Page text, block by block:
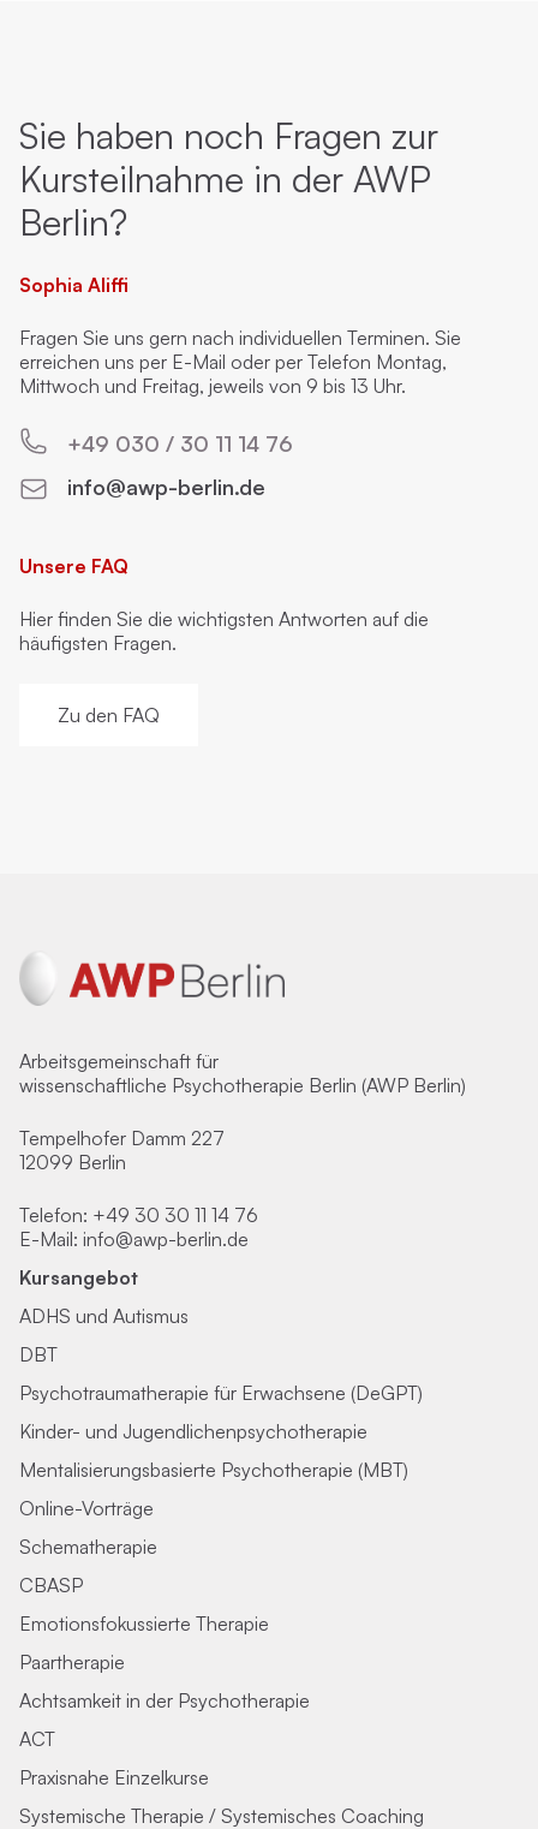
Sie haben noch Fragen zur
Kursteilnahme in der AWP
Berlin?
Sophia Aliffi
Fragen Sie uns gern nach individuellen Terminen. Sie
erreichen uns per E-Mail oder per Telefon Montag,
Mittwoch und Freitag, jeweils von 9 bis 13 Uhr.
+49 030 / 30 11 14 76
info@awp-berlin.de
Unsere FAQ
Hier finden Sie die wichtigsten Antworten auf die
häufigsten Fragen.
Zu den FAQ
Arbeitsgemeinschaft für
wissenschaftliche Psychotherapie Berlin (AWP Berlin)
Tempelhofer Damm 227
12099 Berlin
Telefon: +49 30 30 11 14 76
E-Mail: info@awp-berlin.de
Kursangebot
ADHS und Autismus
DBT
Psychotraumatherapie für Erwachsene (DeGPT)
Kinder- und Jugendlichenpsychotherapie
Mentalisierungsbasierte Psychotherapie (MBT)
Online-Vorträge
Schematherapie
CBASP
Emotionsfokussierte Therapie
Paartherapie
Achtsamkeit in der Psychotherapie
ACT
Praxisnahe Einzelkurse
Systemische Therapie / Systemisches Coaching